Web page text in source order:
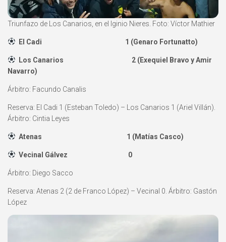
Triunfazo de Los Canarios, en el Iginio Nieres. Foto: Víctor Mathier
El Cadi 1 (Genaro Fortunatto)
Los Canarios 2 (Exequiel Bravo y Amir
Navarro)
Árbitro: Facundo Canalis
Reserva: El Cadi 1 (Esteban Toledo) – Los Canarios 1 (Ariel Villán).
Árbitro: Cintia Leyes
Atenas 1 (Matías Casco)
Vecinal Gálvez 0
Árbitro: Diego Sacco
Reserva: Atenas 2 (2 de Franco López) – Vecinal 0. Árbitro: Gastón
López